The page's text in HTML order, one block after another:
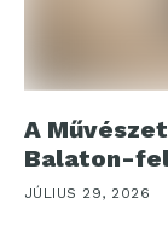
A
Balaton-
JÚLIUS 29, 2026